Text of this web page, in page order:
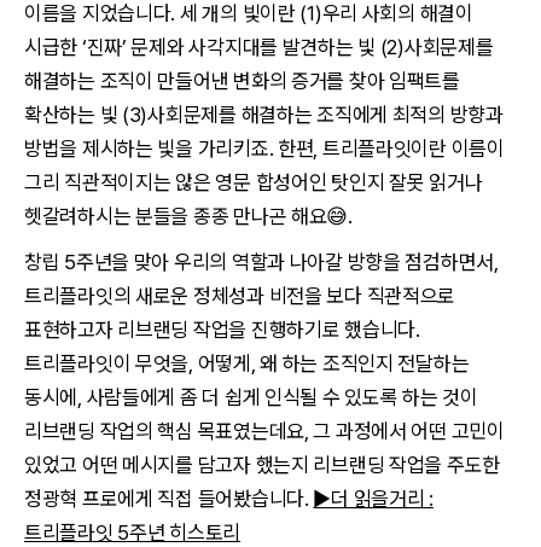
이름을 지었습니다. 세 개의 빛이란 (1)우리 사회의 해결이
시급한 ‘진짜’ 문제와 사각지대를 발견하는 빛 (2)사회문제를
해결하는 조직이 만들어낸 변화의 증거를 찾아 임팩트를
확산하는 빛 (3)사회문제를 해결하는 조직에게 최적의 방향과
방법을 제시하는 빛을 가리키죠. 한편, 트리플라잇이란 이름이
그리 직관적이지는 않은 영문 합성어인 탓인지 잘못 읽거나
헷갈려하시는 분들을 종종 만나곤 해요😅.
창립 5주년을 맞아 우리의 역할과 나아갈 방향을 점검하면서,
트리플라잇의 새로운 정체성과 비전을 보다 직관적으로
표현하고자 리브랜딩 작업을 진행하기로 했습니다.
트리플라잇이 무엇을, 어떻게, 왜 하는 조직인지 전달하는
동시에, 사람들에게 좀 더 쉽게 인식될 수 있도록 하는 것이
리브랜딩 작업의 핵심 목표였는데요, 그 과정에서 어떤 고민이
있었고 어떤 메시지를 담고자 했는지 리브랜딩 작업을 주도한
정광혁 프로에게 직접 들어봤습니다. ▶더 읽을거리 :
트리플라잇 5주년 히스토리